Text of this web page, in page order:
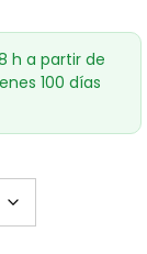
h a partir de
100 días